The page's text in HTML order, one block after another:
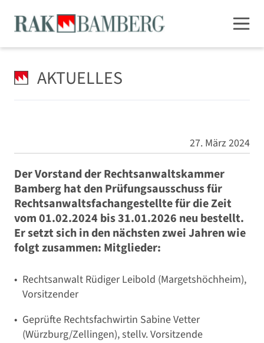
AKTUELLES
27. März 2024
Der Vorstand der Rechtsanwaltskammer
Bamberg hat den Prüfungsausschuss für
Rechtsanwaltsfachangestellte für die Zeit
vom 01.02.2024 bis 31.01.2026 neu bestellt.
Er setzt sich in den nächsten zwei Jahren wie
folgt zusammen: Mitglieder:
Rechtsanwalt Rüdiger Leibold (Margetshöchheim),
Vorsitzender
Geprüfte Rechtsfachwirtin Sabine Vetter
(Würzburg/Zellingen), stellv. Vorsitzende